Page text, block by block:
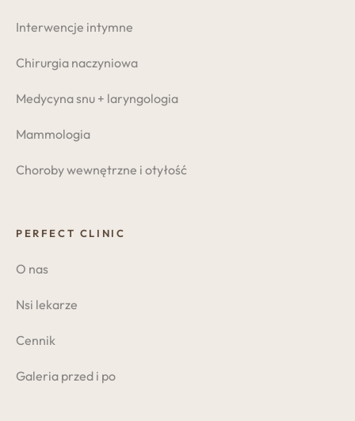
Interwencje intymne
Chirurgia naczyniowa
Medycyna snu + laryngologia
Mammologia
Choroby wewnętrzne i otyłość
PERFECT CLINIC
O nas
Nsi lekarze
Cennik
Galeria przed i po